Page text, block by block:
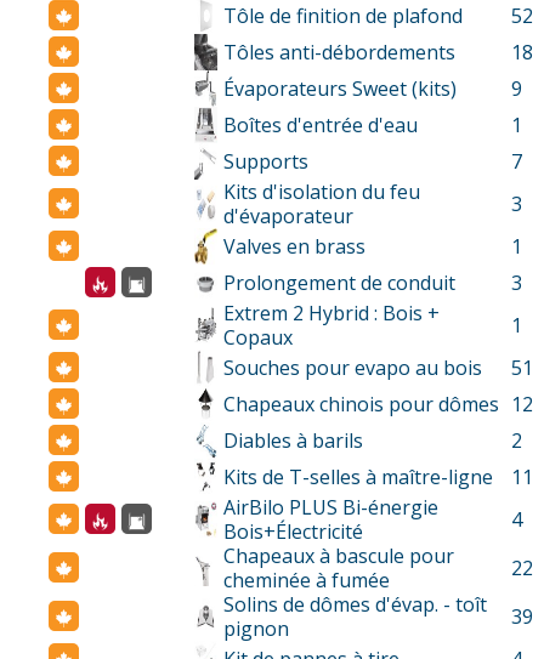
Tôle de finition de plafond
52
Tôles anti-débordements
18
Évaporateurs Sweet (kits)
9
Boîtes d'entrée d'eau
1
Supports
7
Kits d'isolation du feu
d'évaporateur
3
Valves en brass
1
Prolongement de conduit
3
Extrem 2 Hybrid : Bois +
Copaux
1
Souches pour evapo au bois
51
Chapeaux chinois pour dômes 12
Diables à barils
2
Kits de T-selles à maître-ligne
11
AirBilo PLUS Bi-énergie
Bois+Électricité
4
Chapeaux à bascule pour
cheminée à fumée
22
Solins de dômes d'évap. - toît
pignon
39